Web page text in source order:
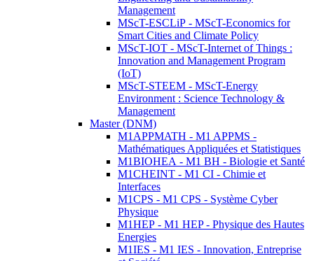
Management
MScT-ESCLiP - MScT-Economics for
Smart Cities and Climate Policy
MScT-IOT - MScT-Internet of Things :
Innovation and Management Program
(IoT)
MScT-STEEM - MScT-Energy
Environment : Science Technology &
Management
Master (DNM)
M1APPMATH - M1 APPMS -
Mathématiques Appliquées et Statistiques
M1BIOHEA - M1 BH - Biologie et Santé
M1CHEINT - M1 CI - Chimie et
Interfaces
M1CPS - M1 CPS - Système Cyber
Physique
M1HEP - M1 HEP - Physique des Hautes
Energies
M1IES - M1 IES - Innovation, Entreprise